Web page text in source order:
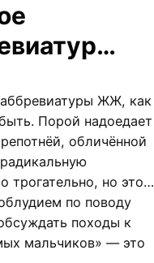
ЖЖ, как
Порой надоедает
обличённой
трогательно, но это…
по поводу
походы к
мальчиков» — это